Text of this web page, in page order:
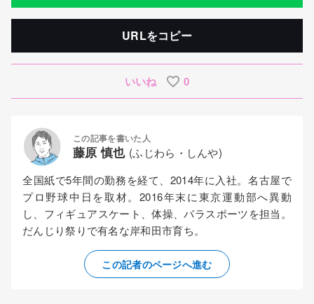
URLをコピー
いいね 0
この記事を書いた人
藤原 慎也 (ふじわら・しんや)
全国紙で5年間の勤務を経て、2014年に入社。名古屋で
プロ野球中日を取材。2016年末に東京運動部へ異動
し、フィギュアスケート、体操、パラスポーツを担当。
だんじり祭りで有名な岸和田市育ち。
この記者のページへ進む